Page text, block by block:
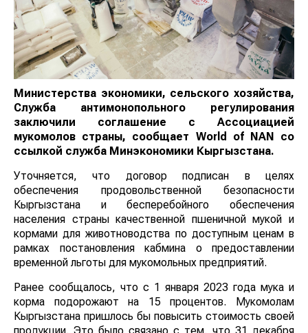
Министерства экономики, сельского хозяйства,
Служба антимонопольного регулирования
заключили соглашение с Ассоциацией
мукомолов страны, сообщает World of NAN со
ссылкой служба Минэкономики Кыргызстана.
Уточняется, что договор подписан в целях
обеспечения продовольственной безопасности
Кыргызстана и бесперебойного обеспечения
населения страны качественной пшеничной мукой и
кормами для животноводства по доступным ценам в
рамках постановления кабмина о предоставлении
временной льготы для мукомольных предприятий.
Ранее сообщалось, что с 1 января 2023 года мука и
корма подорожают на 15 процентов. Мукомолам
Кыргызстана пришлось бы повысить стоимость своей